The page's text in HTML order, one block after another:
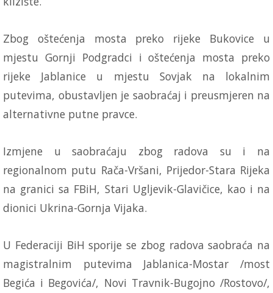
Zbog oštećenja mosta preko rijeke Bukovice u
mjestu Gornji Podgradci i oštećenja mosta preko
rijeke Jablanice u mjestu Sovjak na lokalnim
putevima, obustavljen je saobraćaj i preusmjeren na
alternativne putne pravce.
Izmjene u saobraćaju zbog radova su i na
regionalnom putu Rača-Vršani, Prijedor-Stara Rijeka
na granici sa FBiH, Stari Ugljevik-Glavičice, kao i na
dionici Ukrina-Gornja Vijaka.
U Federaciji BiH sporije se zbog radova saobraća na
magistralnim putevima Jablanica-Mostar /most
Begića i Begovića/, Novi Travnik-Bugojno /Rostovo/,